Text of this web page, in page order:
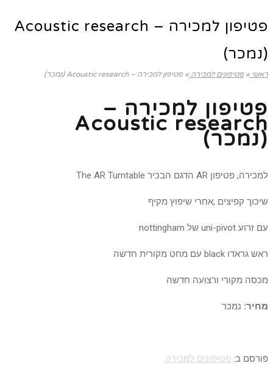
פטיפון למכירה – Acoustic research
(נמכר)
ראשי » פטיפונים למכירה » פטיפון למכירה – Acoustic research (נמכר)
פטיפון למכירה –
Acoustic research
(נמכר)
למכירה, פטיפון AR הדגם הבכיר The AR Turntable
שיכוך קפיצים ,אחרי שיפוץ מקיף
עם זרוע uni-pivot של nottingham
ראש גראדו black עם מחט מקורית חדשה
מכסה מקורי ורצועה חדשה
מחיר: נמכר
פורסם ב: פטיפונים למכירה